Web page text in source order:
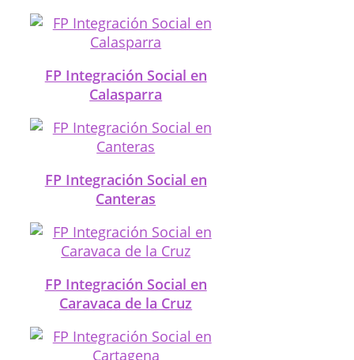
FP Integración Social en
Calasparra
FP Integración Social en
Canteras
FP Integración Social en
Caravaca de la Cruz